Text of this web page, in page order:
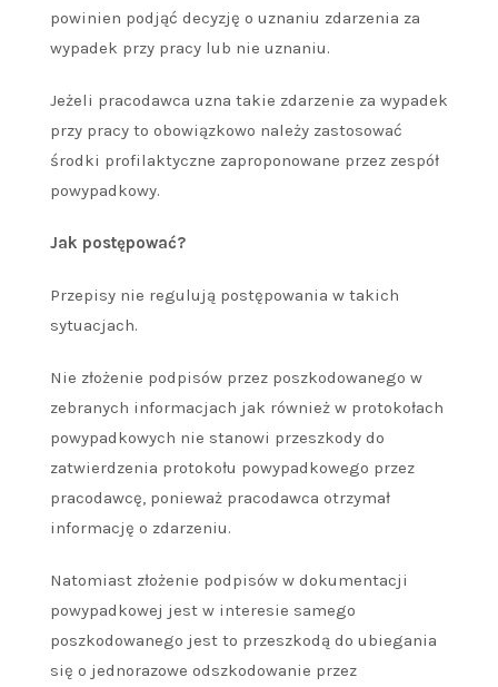
powinien podjąć decyzję o uznaniu zdarzenia za
wypadek przy pracy lub nie uznaniu.
Jeżeli pracodawca uzna takie zdarzenie za wypadek
przy pracy to obowiązkowo należy zastosować
środki profilaktyczne zaproponowane przez zespół
powypadkowy.
Jak postępować?
Przepisy nie regulują postępowania w takich
sytuacjach.
Nie złożenie podpisów przez poszkodowanego w
zebranych informacjach jak również w protokołach
powypadkowych nie stanowi przeszkody do
zatwierdzenia protokołu powypadkowego przez
pracodawcę, ponieważ pracodawca otrzymał
informację o zdarzeniu.
Natomiast złożenie podpisów w dokumentacji
powypadkowej jest w interesie samego
poszkodowanego jest to przeszkodą do ubiegania
się o jednorazowe odszkodowanie przez